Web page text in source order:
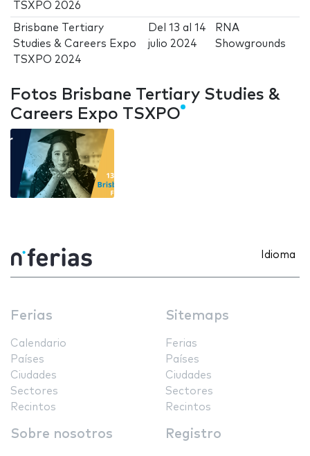
TSXPO 2026
Brisbane Tertiary
Studies & Careers Expo
TSXPO 2024
Del13 al14
julio 2024
RNA
Showgrounds
Fotos Brisbane Tertiary Studies &
Careers Expo TSXPO
Idioma
Ferias
Calendario
Países
Ciudades
Sectores
Recintos
Sitemaps
Ferias
Países
Ciudades
Sectores
Recintos
Sobre nosotros Registro